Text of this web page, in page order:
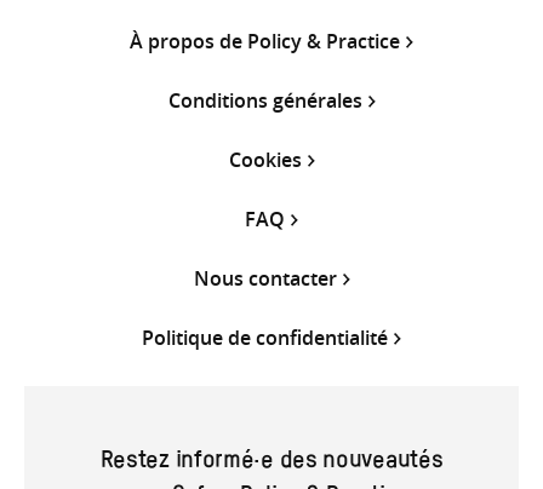
À propos de Policy & Practice
Conditions générales
Cookies
FAQ
Nous contacter
Politique de confidentialité
Restez informé·e des nouveautés